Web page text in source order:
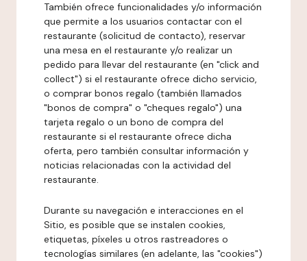
También ofrece funcionalidades y/o información
que permite a los usuarios contactar con el
restaurante (solicitud de contacto), reservar
una mesa en el restaurante y/o realizar un
pedido para llevar del restaurante (en "click and
collect") si el restaurante ofrece dicho servicio,
o comprar bonos regalo (también llamados
"bonos de compra" o "cheques regalo") una
tarjeta regalo o un bono de compra del
restaurante si el restaurante ofrece dicha
oferta, pero también consultar información y
noticias relacionadas con la actividad del
restaurante.
Durante su navegación e interacciones en el
Sitio, es posible que se instalen cookies,
etiquetas, píxeles u otros rastreadores o
tecnologías similares (en adelante, las "cookies")